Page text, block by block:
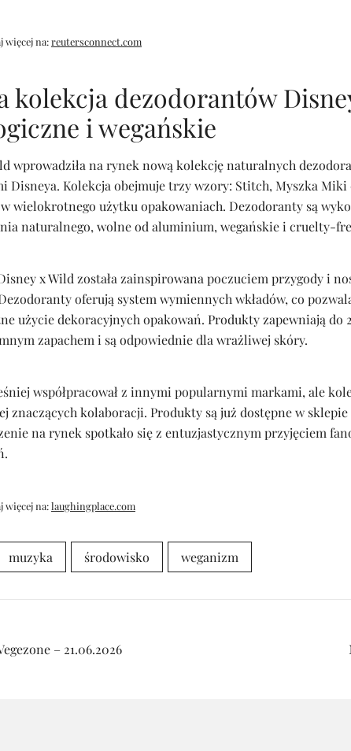
więcej na:reutersconnect.com
kolekcja dezodorantów
i wegańskie
wprowadziła na rynek nową kolekcję naturalnych
Disneya. Kolekcja obejmuje trzy wzory: Stitch, Myszka
wielokrotnego użytku opakowaniach. Dezodoranty są
naturalnego, wolne od aluminium, wegańskie i cruelty-
x Wild została zainspirowana poczuciem przygody i
oferują system wymiennych wkładów, co
użycie dekoracyjnych opakowań. Produkty zapewniają do
zapachem i są odpowiednie dla wrażliwej skóry.
współpracował z innymi popularnymi markami, ale
znaczących kolaboracji. Produkty są już dostępne w
na rynek spotkało się z entuzjastycznym przyjęciem
więcej na:laughingplace.com
muzyka środowisko weganizm
– 21.06.2026